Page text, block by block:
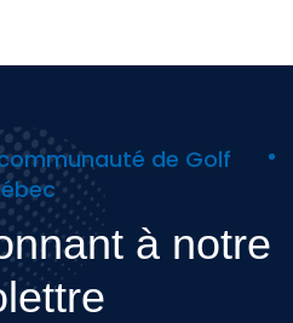
de Golf
à notre